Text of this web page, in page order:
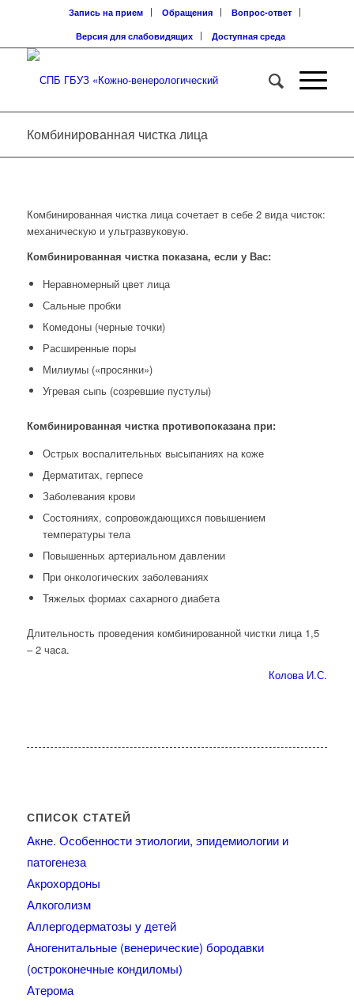
Запись на прием Обращения
Вопрос-ответ
Версия для слабовидящих
Доступная среда
Комбинированная чистка лица
Комбинированная чистка лица сочетает в себе 2 вида чисток:
механическую и ультразвуковую.
Комбинированная чистка показана, если у Вас:
Неравномерный цвет лица
Сальные пробки
Комедоны (черные точки)
Расширенные поры
Милиумы («просянки»)
Угревая сыпь (созревшие пустулы)
Комбинированная чистка противопоказана при:
Острых воспалительных высыпаниях на коже
Дерматитах, герпесе
Заболевания крови
Состояниях, сопровождающихся повышением
температуры тела
Повышенных артериальном давлении
При онкологических заболеваниях
Тяжелых формах сахарного диабета
Длительность проведения комбинированной чистки лица 1,5
– 2 часа.
Колова И.С.
СПИСОК СТАТЕЙ
Акне. Особенности этиологии, эпидемиологии и
патогенеза
Акрохордоны
Алкоголизм
Аллергодерматозы у детей
Аногенитальные (венерические) бородавки
(остроконечные кондиломы)
Атерома